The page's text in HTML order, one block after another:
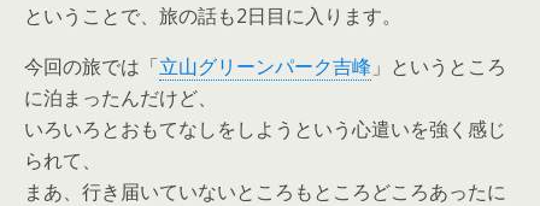
ということで、旅の話も2日目に入ります。
今回の旅では「立山グリーンパーク吉峰 」というところ
に泊まったんだけど、
いろいろとおもてなしをしようという心遣いを強く感じ
られて、
まあ、行き届いていないところもところどころあったに